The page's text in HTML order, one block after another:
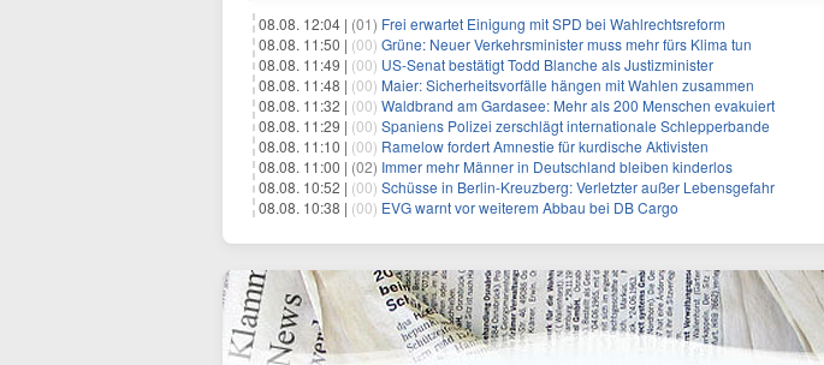
08.08. 12:04 | (01) Frei erwartet Einigung mit SPD bei Wahlrechtsreform
08.08. 11:50 | (00) Grüne: Neuer Verkehrsminister muss mehr fürs Klima tun
08.08. 11:49 | (00) US-Senat bestätigt Todd Blanche als Justizminister
08.08. 11:48 | (00) Maier: Sicherheitsvorfälle hängen mit Wahlen zusammen
08.08. 11:32 | (00) Waldbrand am Gardasee: Mehr als 200 Menschen evakuiert
08.08. 11:29 | (00) Spaniens Polizei zerschlägt internationale Schlepperbande
08.08. 11:10 | (00) Ramelow fordert Amnestie für kurdische Aktivisten
08.08. 11:00 | (02) Immer mehr Männer in Deutschland bleiben kinderlos
08.08. 10:52 | (00) Schüsse in Berlin-Kreuzberg: Verletzter außer Lebensgefahr
08.08. 10:38 | (00) EVG warnt vor weiterem Abbau bei DB Cargo